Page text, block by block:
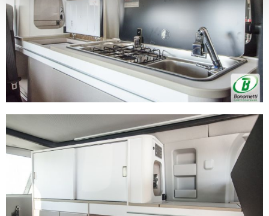
Identificare il tuo dispositivo, scansionandolo
attivamente alla ricerca di caratteristiche specifiche
(impronte digitali).
Approfondisci come vengono elaborati i tuoi dati personali
e imposta le tue preferenze nellasezione dettagli. Puoi
modificare o ritirare il tuo consenso in qualsiasi momento
dalla Dichiarazione sui cookie.
Utilizziamo i cookie per personalizzare contenuti ed
annunci, per fornire funzionalità dei social media e per
analizzare il nostro traffico. Condividiamo inoltre
informazioni sul modo in cui utilizza il nostro sito con i
nostri partner che si occupano di analisi dei dati web,
pubblicità e social media, i quali potrebbero combinarle
con altre informazioni che ha fornito loro o che hanno